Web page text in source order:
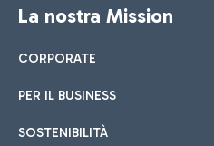
La nostra Mission
CORPORATE
PER IL BUSINESS
SOSTENIBILITÀ